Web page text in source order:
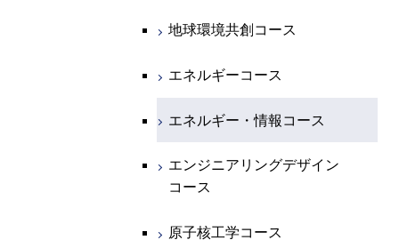
人間医療科学技術コース
人間医療科学技術コース
人間医療科学技術コース
物質・情報卓越コース
原子核工学コース
地球生命コース
人間医療科学技術コース
物質・情報卓越コース
エネルギー・情報コース
人間医療科学技術コース
物質・情報卓越コース
物質・情報卓越コース
エンジニアリングデザイン
地球環境共創コース
エネルギーコース
エネルギー・情報コース
エンジニアリングデザイン
コース
原子核工学コース